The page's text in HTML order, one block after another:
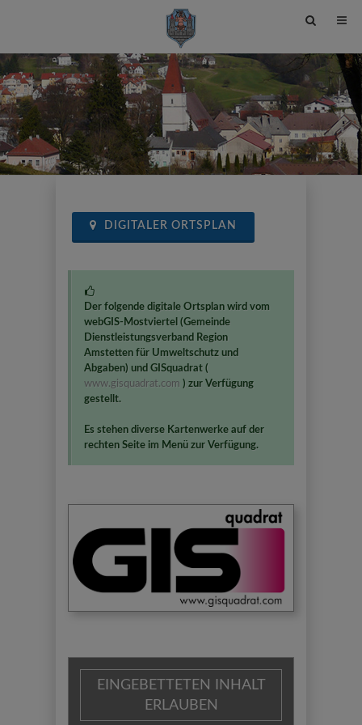
Site
toggle
DIGITALER ORTSPLAN
Der folgende digitale Ortsplan wird vom
webGIS-Mostviertel (Gemeinde
Dienstleistungsverband Region
Amstetten für Umweltschutz und
Abgaben) und GISquadrat (
www.gisquadrat.com ) zur Verfügung
gestellt.
Es stehen diverse Kartenwerke auf der
rechten Seite im Menü zur Verfügung.
EINGEBETTETEN INHALT
ERLAUBEN